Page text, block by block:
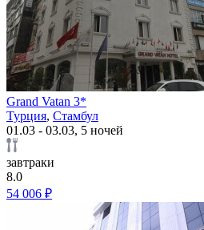
Grand Vatan 3*
Турция, Стамбул
01.03 - 03.03, 5 ночей
завтраки
8.0
54 006 ₽